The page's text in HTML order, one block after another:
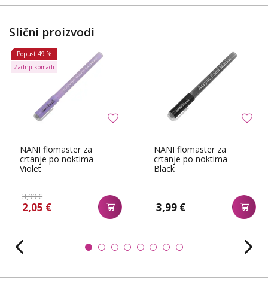
Slični proizvodi
NANI flomaster za
crtanje po noktima –
Violet
3,99 €
2,05 €
Popust 49 %
Zadnji komadi
NANI flomaster za
crtanje po noktima -
Black
3,99 €